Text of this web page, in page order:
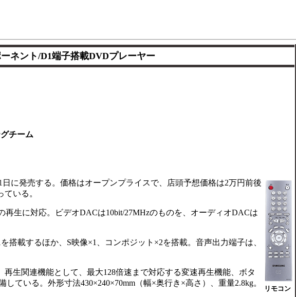
ネント/D1端子搭載DVDプレーヤー
チーム
リモコン
に発売する。価格はオープンプライスで、店頭予想価格は2万円前後
いる。
生に対応。ビデオDACは10bit/27MHzのものを、オーディオDACは
載するほか、S映像×1、コンポジット×2を搭載。音声出力端子は、
生関連機能として、最大128倍速まで対応する変速再生機能、ボタ
ている。外形寸法430×240×70mm（幅×奥行き×高さ）、重量2.8kg。